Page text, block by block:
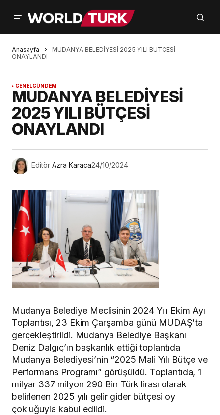
Anasayfa
MUDANYA BELEDİYESİ 2025 YILI BÜTÇESİ
ONAYLANDI
GENELGÜNDEM
MUDANYA BELEDİYESİ
2025 YILI BÜTÇESİ
ONAYLANDI
Editör Azra Karaca24/10/2024
Mudanya Belediye Meclisinin 2024 Yılı Ekim Ayı
Toplantısı, 23 Ekim Çarşamba günü MUDAŞ’ta
gerçekleştirildi. Mudanya Belediye Başkanı
Deniz Dalgıç’ın başkanlık ettiği toplantıda
Mudanya Belediyesi’nin “2025 Mali Yılı Bütçe ve
Performans Programı” görüşüldü. Toplantıda, 1
milyar 337 milyon 290 Bin Türk lirası olarak
belirlenen 2025 yılı gelir gider bütçesi oy
çokluğuyla kabul edildi.